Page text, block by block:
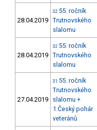
28.04.2019
32 55. ročník
Trutnovského
slalomu
28.04.2019
32 55. ročník
Trutnovského
slalomu
27.04.2019
31 55. ročník
Trutnovského
slalomu +
1.Český pohár
veteránů